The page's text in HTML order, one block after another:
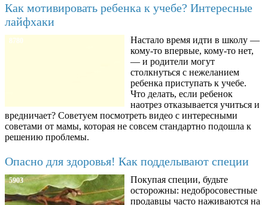
Как мотивировать ребенка к учебе? Интересные
лайфхаки
8780
Настало время идти в школу —
кому-то впервые, кому-то нет,
— и родители могут
столкнуться с нежеланием
ребенка приступать к учебе.
Что делать, если ребенок
наотрез отказывается учиться и
вредничает? Советуем посмотреть видео с интересными
советами от мамы, которая не совсем стандартно подошла к
решению проблемы.
Опасно для здоровья! Как подделывают специи
5903
Покупая специи, будьте
осторожны: недобросовестные
продавцы часто наживаются на